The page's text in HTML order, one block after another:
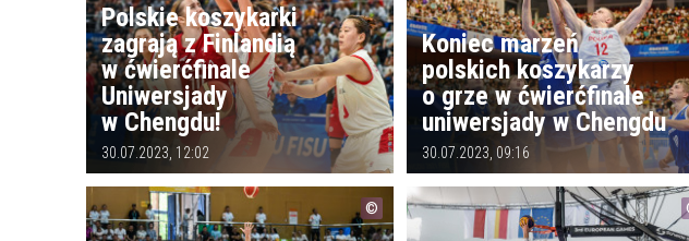
Polskie koszykarki
zagrają z Finlandią
w ćwierćfinale
Uniwersjady
w Chengdu!
30.07.2023, 12:02
Koniec marzeń
polskich koszykarzy
o grze w ćwierćfinale
uniwersjady w Chengdu
30.07.2023, 09:16